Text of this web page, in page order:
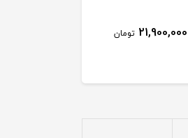
6,026,000 تومان